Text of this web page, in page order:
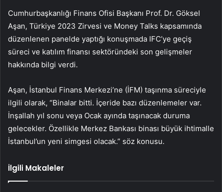
Cumhurbaşkanlığı Finans Ofisi Başkanı Prof. Dr. Göksel
Aşan, Türkiye 2023 Zirvesi ve Money Talks kapsamında
düzenlenen panelde yaptığı konuşmada IFC’ye geçiş
süreci ve katılım finansı sektöründeki son gelişmeler
hakkında bilgi verdi.
Aşan, İstanbul Finans Merkezi’ne (İFM) taşınma süreciyle
ilgili olarak, “Binalar bitti. İçeride bazı düzenlemeler var.
İnşallah yıl sonu veya Ocak ayında taşınacak duruma
gelecekler. Özellikle Merkez Bankası binası büyük ihtimalle
İstanbul’un yeni simgesi olacak.” söz konusu.
İlgili Makaleler